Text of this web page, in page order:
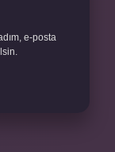
e-posta